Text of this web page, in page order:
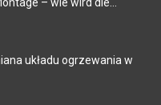
układu ogrzewania w